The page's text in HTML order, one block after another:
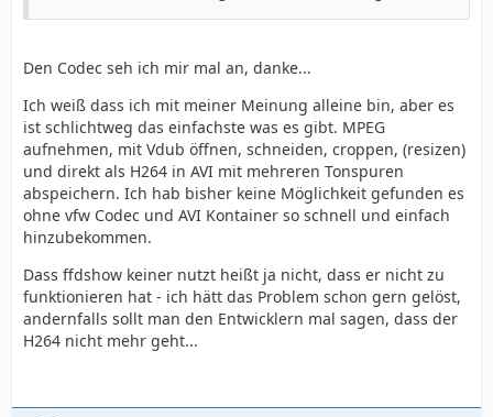
Den Codec seh ich mir mal an, danke...
Ich weiß dass ich mit meiner Meinung alleine bin, aber es
ist schlichtweg das einfachste was es gibt. MPEG
aufnehmen, mit Vdub öffnen, schneiden, croppen, (resizen)
und direkt als H264 in AVI mit mehreren Tonspuren
abspeichern. Ich hab bisher keine Möglichkeit gefunden es
ohne vfw Codec und AVI Kontainer so schnell und einfach
hinzubekommen.
Dass ffdshow keiner nutzt heißt ja nicht, dass er nicht zu
funktionieren hat - ich hätt das Problem schon gern gelöst,
andernfalls sollt man den Entwicklern mal sagen, dass der
H264 nicht mehr geht...